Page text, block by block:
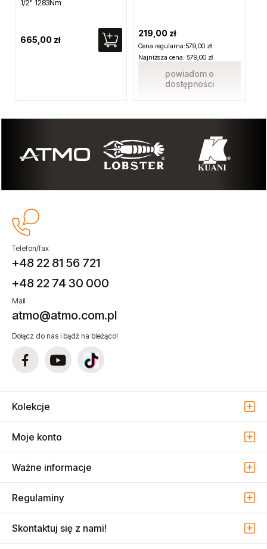
1/2" 1283Nm
665,00 zł
219,00 zł
Cena regularna:579,00 zł
Najniższa cena: 579,00 zł
powiadom o
dostępności
Telefon/fax
+48 22 81 56 721
+48 22 74 30 000
Mail
atmo@atmo.com.pl
Dołącz do nas i bądź na bieżąco!
Kolekcje
Moje konto
Ważne informacje
Regulaminy
Skontaktuj się z nami!